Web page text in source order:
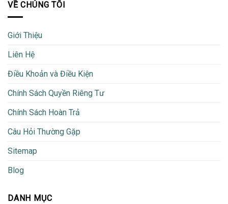
VỀ CHÚNG TÔI
Giới Thiệu
Liên Hệ
Điều Khoản và Điều Kiện
Chính Sách Quyền Riêng Tư
Chính Sách Hoàn Trả
Câu Hỏi Thường Gặp
Sitemap
Blog
DANH MỤC